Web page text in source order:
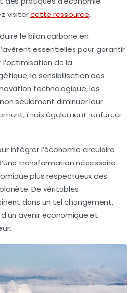
visitercette ressource.
le bilan carbone en
essentielles pour garantir
l’optimisation de la
la sensibilisation des
technologique, les
seulement diminuer leur
mais également renforcer
intégrer l’économie circulaire
transformation nécessaire
plus respectueux des
De véritables
dans un tel changement,
avenir économique et